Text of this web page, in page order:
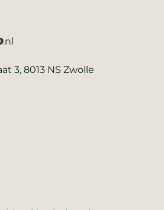
3, 8013 NS Zwolle